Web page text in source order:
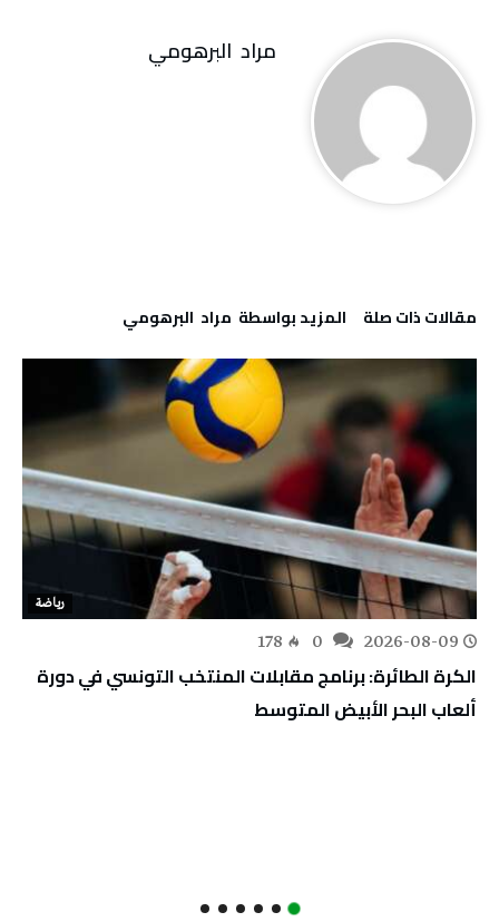
مراد‭ ‬ البرهومي
‫مقالات ذات صلة‬ ‫‫المزيد بواسطة‬ ‬ مراد‭ ‬ البرهومي
رياضة
2026-08-09
178
الكرة الطائرة: برنامج مقابلات المنتخب التونسي في دورة
ألعاب البحر الأبيض المتوسط